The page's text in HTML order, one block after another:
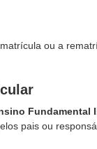
ou a
Fundamental
pais ou